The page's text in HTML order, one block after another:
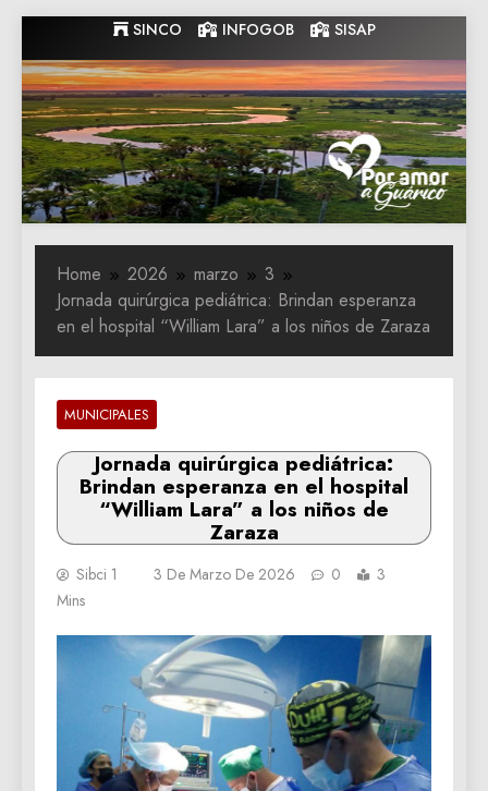
to
content
SINCO INFOGOB SISAP
Gobernacion
de Guarico
Gobernacion de Guarico
Home 2026 marzo
3
Jornada quirúrgica pediátrica: Brindan esperanza
en el hospital “William Lara” a los niños de Zaraza
MUNICIPALES
Jornada quirúrgica pediátrica:
Brindan esperanza en el hospital
“William Lara” a los niños de
Zaraza
Sibci 1 3 De Marzo De 2026 0
3
Mins